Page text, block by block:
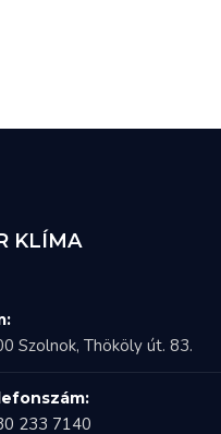
KLÍMA
Szolnok, Thököly út. 83.
233 7140